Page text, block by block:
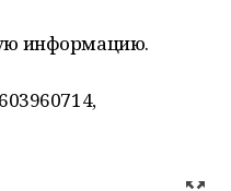
информацию.